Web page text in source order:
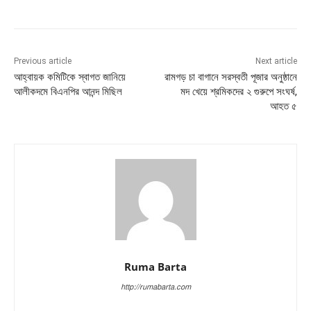
Previous article
আহ্বায়ক কমিটিকে স্বাগত জানিয়ে
আলীকদমে বিএনপির আনন্দ মিছিল
Next article
রামগড় চা বাগানে সরস্বতী পূজার অনুষ্ঠানে
মদ খেয়ে শ্রমিকদের ২ গুরুপে সংঘর্ষ,
আহত ৫
Ruma Barta
http://rumabarta.com